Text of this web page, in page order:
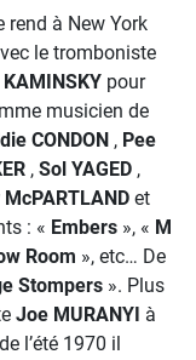
rend à New York
le tromboniste
pour
musicien de
CONDON , Pee
, Sol YAGED ,
et
: « Embers », « M
Room », etc… De
Stompers ». Plus
Joe MURANYI à
l’été 1970 il